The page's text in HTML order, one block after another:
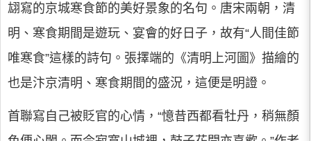
翃寫的京城寒食節的美好景象的名句。唐宋兩朝，清
明、寒食期間是遊玩、宴會的好日子，故有“人間佳節
唯寒食”這樣的詩句。張擇端的《清明上河圖》描繪的
也是汴京清明、寒食期間的盛況，這便是明證。
首聯寫自己被貶官的心情，“憶昔西都看牡丹，稍無顏